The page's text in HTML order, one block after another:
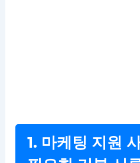
1. 마케팅 지원